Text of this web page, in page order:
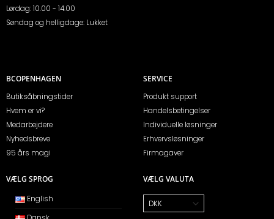
Lørdag: 10.00 - 14.00
Søndag og helligdage: Lukket
BCOPENHAGEN
Butiksåbningstider
Hvem er vi?
Medarbejdere
Nyhedsbreve
95 års magi
VÆLG SPROG
English
SERVICE
Produkt support
Handelsbetingelser
Individuelle løsninger
Erhvervsløsninger
Firmagaver
VÆLG VALUTA